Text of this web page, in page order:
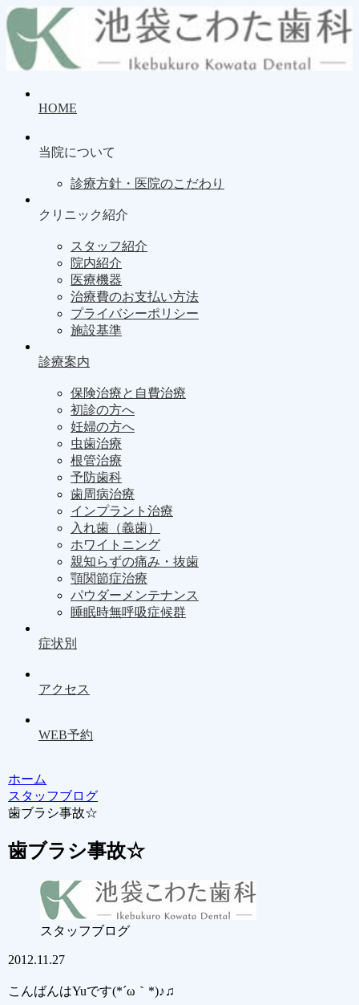
HOME
当院について
診療方針・医院のこだわり
クリニック紹介
スタッフ紹介
院内紹介
医療機器
治療費のお支払い方法
プライバシーポリシー
施設基準
診療案内
保険治療と自費治療
初診の方へ
妊婦の方へ
虫歯治療
根管治療
予防歯科
歯周病治療
インプラント治療
入れ歯（義歯）
ホワイトニング
親知らずの痛み・抜歯
顎関節症治療
パウダーメンテナンス
睡眠時無呼吸症候群
症状別
アクセス
WEB予約
ホーム
スタッフブログ
歯ブラシ事故☆
歯ブラシ事故☆
スタッフブログ
2012.11.27
こんばんはYuです(*´ω｀*)♪♫